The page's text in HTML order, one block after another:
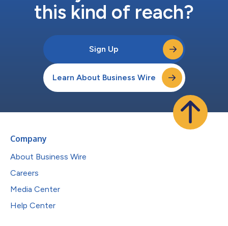
this kind of reach?
Sign Up
Learn About Business Wire
Company
About Business Wire
Careers
Media Center
Help Center